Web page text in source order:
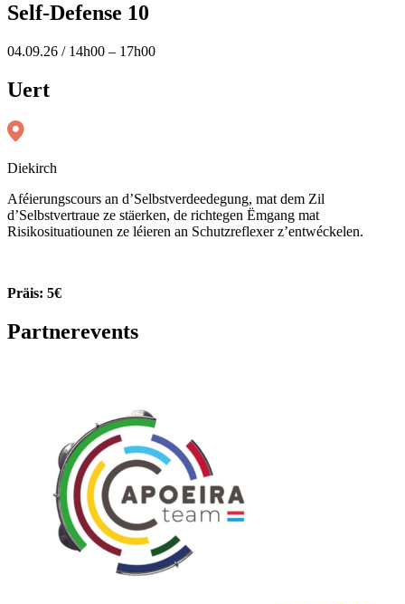
Self-Defense 10
04.09.26 / 14h00 – 17h00
Uert
Diekirch
Aféierungscours an d’Selbstverdeedegung, mat dem Zil
d’Selbstvertraue ze stäerken, de richtegen Ëmgang mat
Risikosituatiounen ze léieren an Schutzreflexer z’entwéckelen.
Präis: 5€
Partnerevents